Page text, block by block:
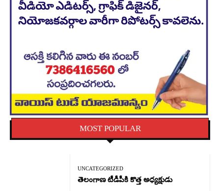
MOST POPULAR
UNCATEGORIZED
తెలంగాణ టీడీపీకి కొత్త అధ్యక్షుడు